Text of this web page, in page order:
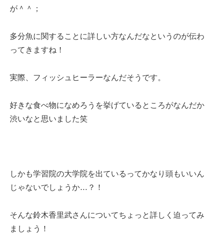
が＾＾；
多分魚に関することに詳しい方なんだなというのが伝わ
ってきますね！
実際、フィッシュヒーラーなんだそうです。
好きな食べ物になめろうを挙げているところがなんだか
渋いなと思いました笑
しかも学習院の大学院を出ているってかなり頭もいいん
じゃないでしょうか…？！
そんな鈴木香里武さんについてちょっと詳しく迫ってみ
ましょう！